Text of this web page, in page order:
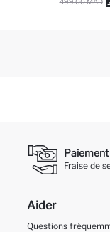
Paiement
Fraise de
Aider
Questions